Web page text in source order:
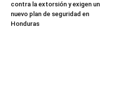
contra la extorsión y exigen un
nuevo plan de seguridad en
Honduras